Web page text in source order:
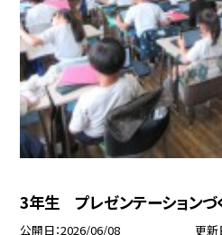
3年生 プレゼンテーションづ
公開日 2026/06/08 更新